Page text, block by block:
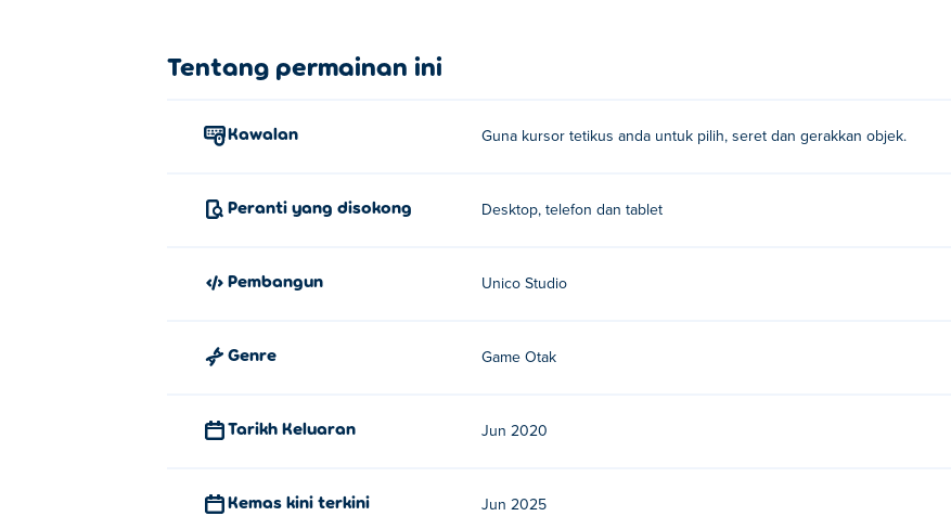
Tentang permainan ini
Kawalan Guna kursor tetikus anda untuk pilih, seret dan gerakkan objek.
Peranti yang disokong Desktop, telefon dan tablet
Pembangun Unico Studio
Genre Game Otak
Tarikh Keluaran Jun 2020
Kemas kini terkini Jun 2025